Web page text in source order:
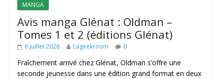
MANGA
Avis manga Glénat : Oldman –
Tomes 1 et 2 (éditions Glénat)
6 juillet 2026 Lageekroom 0
Fraîchement arrivé chez Glénat, Oldman s’offre une
seconde jeunesse dans une édition grand format en deux